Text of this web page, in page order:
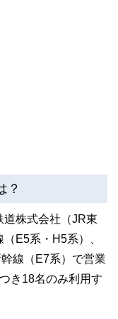
？
道株式会社（JR東
E5系・H5系）、
線（E7系）で営業
き18名のみ利用す